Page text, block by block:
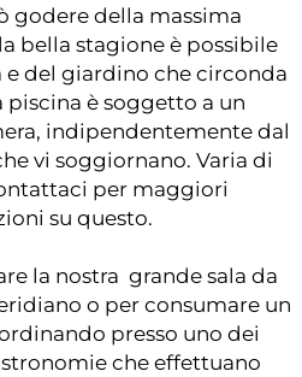
godere della massima
bella stagione è possibile
del giardino che circonda
piscina è soggetto a un
indipendentemente dal
vi soggiornano. Varia di
per maggiori
su questo.
la nostra grande sala da
o per consumare un
presso uno dei
che effettuano